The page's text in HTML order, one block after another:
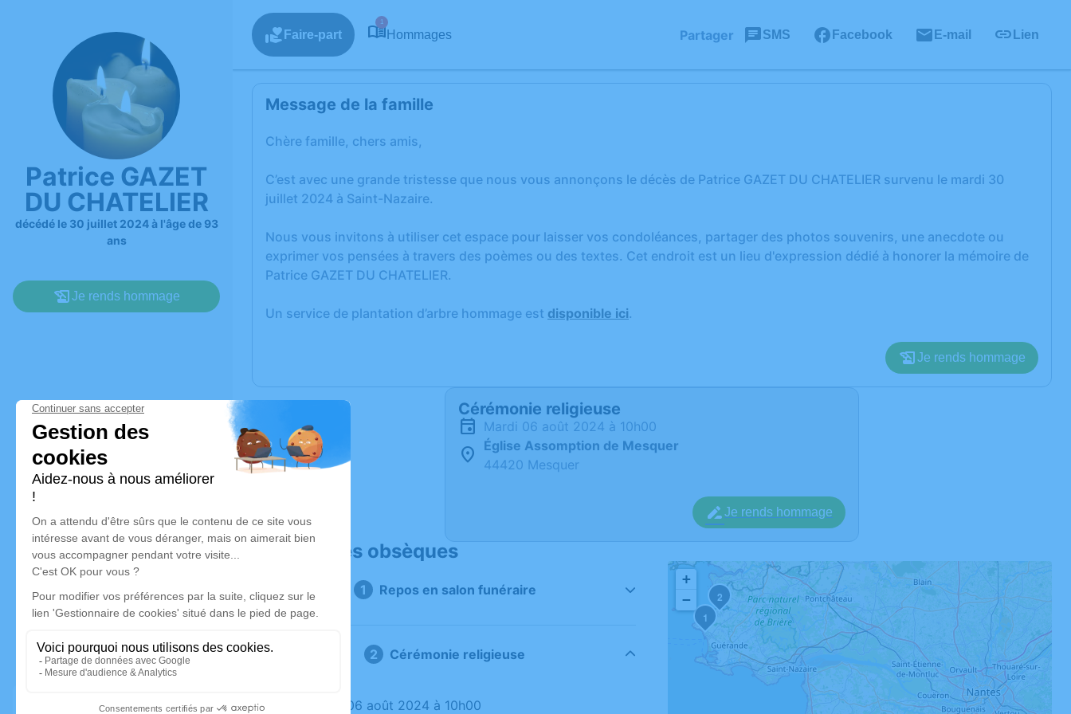
Patrice GAZET
DU CHATELIER
décédé le 30 juillet 2024 à l'âge de 93
ans
Je rends hommage
Faire-part
1
Hommages Partager SMS Facebook E-mail Lien
Message de la famille
Chère famille, chers amis,
C’est avec une grande tristesse que nous vous annonçons le décès de Patrice GAZET DU CHATELIER survenu le mardi 30
juillet 2024 à Saint-Nazaire.
Nous vous invitons à utiliser cet espace pour laisser vos condoléances, partager des photos souvenirs, une anecdote ou
exprimer vos pensées à travers des poèmes ou des textes. Cet endroit est un lieu d'expression dédié à honorer la mémoire de
Patrice GAZET DU CHATELIER.
Un service de plantation d’arbre hommage est disponible ici.
Je rends hommage
Cérémonie religieuse
mardi 06 août 2024 à 10h00
Église Assomption de Mesquer
44420 Mesquer
Je rends hommage
Déroulé des obsèques
Repos en salon funéraire
Cérémonie religieuse
Le mardi 06 août 2024 à 10h00
1
2
+
−